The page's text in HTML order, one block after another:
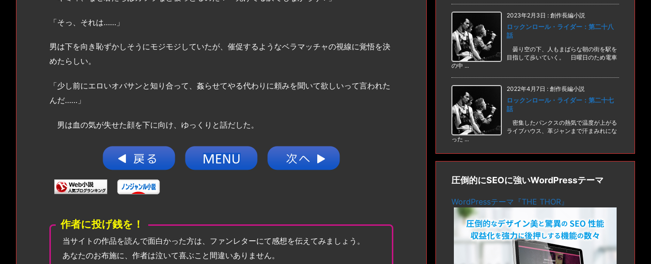
「そっ、それは……」
男は下を向き恥ずかしそうにモジモジしていたが、催促するようなベラマッチャの視線に覚悟を決
めたらしい。
「少し前にエロいオバサンと知り合って、姦らせてやる代わりに頼みを聞いて欲しいって言われた
んだ……」
男は血の気が失せた顔を下に向け、ゆっくりと話だした。
作者に投げ銭を！
当サイトの作品を読んで面白かった方は、ファンレターにて感想を伝えてみましょう。
あなたのお布施に、作者は泣いて喜ぶこと間違いありません。
2023年2月3日 : 創作長編小説
ロックンロール・ライダー：第二十八
話
曇り空の下、人もまばらな朝の街を駅を
目指して歩いていく。 日曜日のため電車
の中 ...
2022年4月7日 : 創作長編小説
ロックンロール・ライダー：第二十七
話
密集したパンクスの熱気で温度が上がる
ライブハウス、革ジャンまで汗まみれにな
った ...
圧倒的にSEOに強いWordPressテーマ
WordPressテーマ『THE THOR』